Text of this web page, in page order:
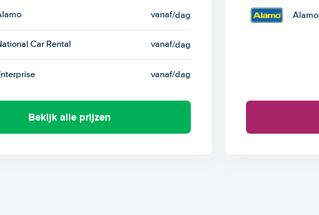
vanaf/dag
Car Rental vanaf/dag
vanaf/dag
Bekijk alle prijzen
Alamo